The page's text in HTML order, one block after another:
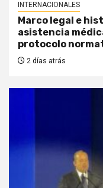
INTERNACIONALES
Marco legal e
asistencia
protocolo
2 días atrás